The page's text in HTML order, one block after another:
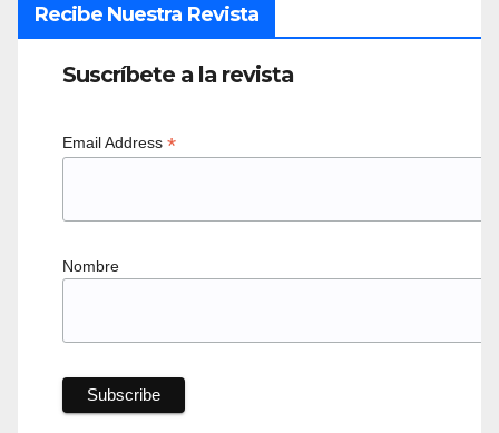
Recibe Nuestra Revista
Suscríbete a la revista
Email Address *
Nombre